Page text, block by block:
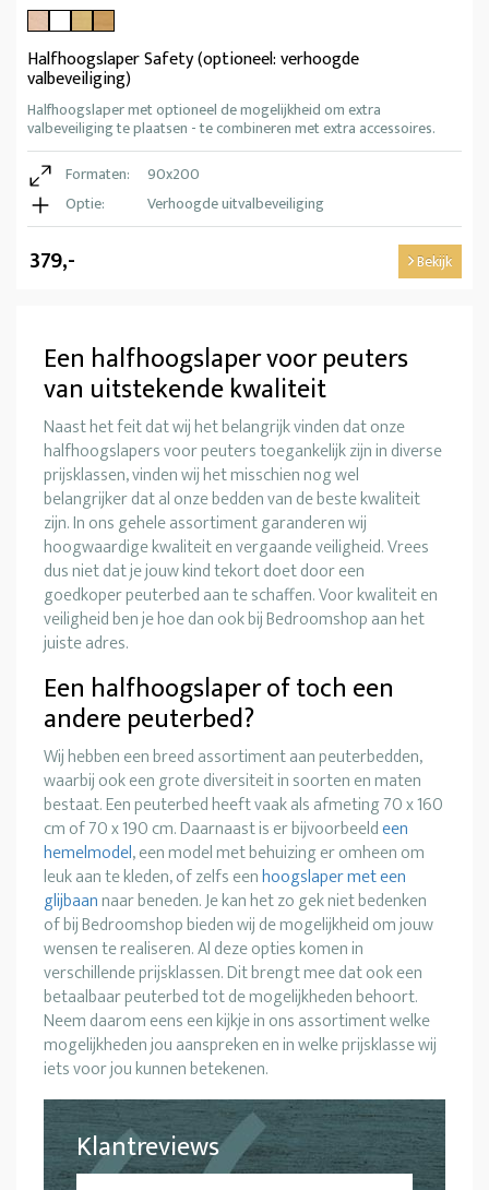
Halfhoogslaper Safety (optioneel: verhoogde
valbeveiliging)
Halfhoogslaper met optioneel de mogelijkheid om extra
valbeveiliging te plaatsen - te combineren met extra accessoires.
Formaten:
90x200
Optie:
Verhoogde uitvalbeveiliging
379,- Bekijk
Een halfhoogslaper voor peuters
van uitstekende kwaliteit
Naast het feit dat wij het belangrijk vinden dat onze
halfhoogslapers voor peuters toegankelijk zijn in diverse
prijsklassen, vinden wij het misschien nog wel
belangrijker dat al onze bedden van de beste kwaliteit
zijn. In ons gehele assortiment garanderen wij
hoogwaardige kwaliteit en vergaande veiligheid. Vrees
dus niet dat je jouw kind tekort doet door een
goedkoper peuterbed aan te schaffen. Voor kwaliteit en
veiligheid ben je hoe dan ook bij Bedroomshop aan het
juiste adres.
Een halfhoogslaper of toch een
andere peuterbed?
Wij hebben een breed assortiment aan peuterbedden,
waarbij ook een grote diversiteit in soorten en maten
bestaat. Een peuterbed heeft vaak als afmeting 70 x 160
cm of 70 x 190 cm. Daarnaast is er bijvoorbeeldeen
hemelmodel, een model met behuizing er omheen om
leuk aan te kleden, of zelfs eenhoogslaper met een
glijbaannaar beneden. Je kan het zo gek niet bedenken
of bij Bedroomshop bieden wij de mogelijkheid om jouw
wensen te realiseren. Al deze opties komen in
verschillende prijsklassen. Dit brengt mee dat ook een
betaalbaar peuterbed tot de mogelijkheden behoort.
Neem daarom eens een kijkje in ons assortiment welke
mogelijkheden jou aanspreken en in welke prijsklasse wij
iets voor jou kunnen betekenen.
Klantreviews